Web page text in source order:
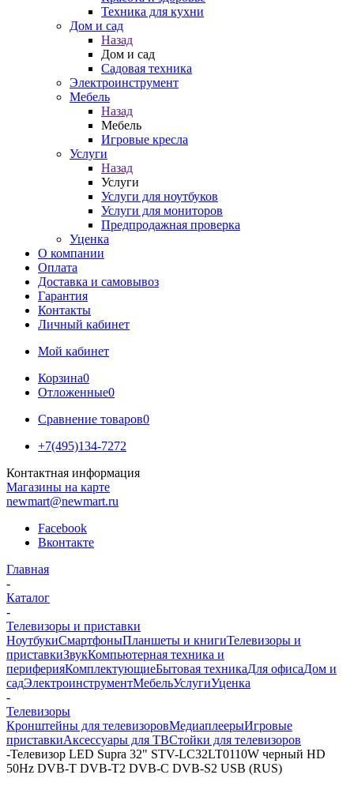
Техника для кухни
Дом и сад
Назад
Дом и сад
Садовая техника
Электроинструмент
Мебель
Назад
Мебель
Игровые кресла
Услуги
Назад
Услуги
Услуги для ноутбуков
Услуги для мониторов
Предпродажная проверка
Уценка
О компании
Оплата
Доставка и самовывоз
Гарантия
Контакты
Личный кабинет
Мой кабинет
Корзина0
Отложенные0
Сравнение товаров0
+7(495)134-7272
Контактная информация
Магазины на карте
newmart@newmart.ru
Facebook
Вконтакте
Главная
-
Каталог
-
Телевизоры и приставки
НоутбукиСмартфоныПланшеты и книгиТелевизоры и
приставкиЗвукКомпьютерная техника и
периферияКомплектующиеБытовая техникаДля офисаДом и
садЭлектроинструментМебельУслугиУценка
-
Телевизоры
Кронштейны для телевизоровМедиаплеерыИгровые
приставкиАксессуары для ТВСтойки для телевизоров
-Телевизор LED Supra 32" STV-LC32LT0110W черный HD
50Hz DVB-T DVB-T2 DVB-C DVB-S2 USB (RUS)